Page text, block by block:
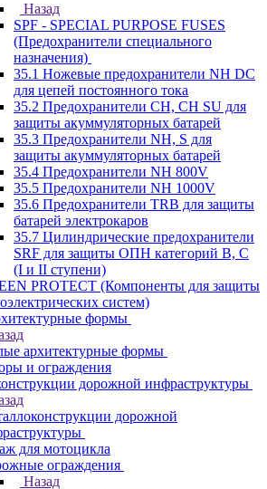
Назад
SPF - SPECIAL PURPOSE FUSES
(Предохранители специального
назначения)
35.1 Ножевые предохранители NH DC
для цепей постоянного тока
35.2 Предохранители CH, CH SU для
защиты акуммуляторных батарей
35.3 Предохранители NH, S для
защиты акуммуляторных батарей
35.4 Предохранители NH 800V
35.5 Предохранители NH 1000V
35.6 Предохранители TRB для защиты
батарей электрокаров
35.7 Цилиндрические предохранители
SRF для защиты ОПН категорий B, C
(I и II ступени)
PROTECT (Компоненты для защиты
систем)
формы
архитектурные формы
и ограждения
дорожной инфраструктуры
дорожной
для мотоцикла
ограждения
Назад